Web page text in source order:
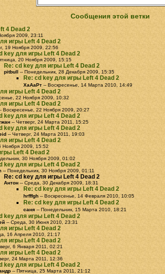
Сообщения этой ветки
4 Dead 2
2009, 23:11
игры Left 4 Dead 2
19 Ноября 2009, 22:56
key для игры Left 4 Dead 2
20 Ноября 2009, 15:15
Re: cd key для игры Left 4 Dead 2
pitbull -- Понедельник, 28 Декабря 2009, 15:35
Re: cd key для игры Left 4 Dead 2
ХаАаРт -- Воскресенье, 14 Марта 2010, 14:49
игры Left 4 Dead 2
22 Ноября 2009, 10:32
игры Left 4 Dead 2
Воскресенье, 22 Ноября 2009, 20:27
key для игры Left 4 Dead 2
-- Четверг, 24 Марта 2011, 15:25
key для игры Left 4 Dead 2
-- Четверг, 24 Марта 2011, 19:03
игры Left 4 Dead 2
Ноября 2009, 15:52
Left 4 Dead 2
30 Ноября 2009, 01:02
key для игры Left 4 Dead 2
-- Понедельник, 30 Ноября 2009, 01:11
Re: cd key для игры Left 4 Dead 2
Антон -- Среда, 30 Декабря 2009, 18:31
Re: cd key для игры Left 4 Dead 2
hrfffgh -- Воскресенье, 14 Февраля 2010, 10:05
Re: cd key для игры Left 4 Dead 2
саня -- Понедельник, 15 Марта 2010, 18:21
key для игры Left 4 Dead 2
-- Среда, 30 Июня 2010, 23:31
игры Left 4 Dead 2
16 Апреля 2010, 21:17
игры Left 4 Dead 2
6 Января 2011, 02:21
игры Left 4 Dead 2
24 Марта 2011, 12:36
key для игры Left 4 Dead 2
-- Пятница, 25 Марта 2011, 21:12